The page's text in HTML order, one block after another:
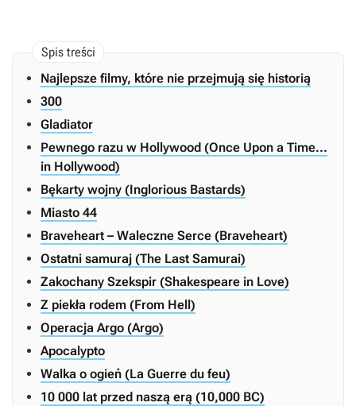
Najlepsze filmy, które nie przejmują się historią
300
Gladiator
Pewnego razu w Hollywood (Once Upon a Time...
in Hollywood)
Bękarty wojny (Inglorious Bastards)
Miasto 44
Braveheart – Waleczne Serce (Braveheart)
Ostatni samuraj (The Last Samurai)
Zakochany Szekspir (Shakespeare in Love)
Z piekła rodem (From Hell)
Operacja Argo (Argo)
Apocalypto
Walka o ogień (La Guerre du feu)
10 000 lat przed naszą erą (10,000 BC)